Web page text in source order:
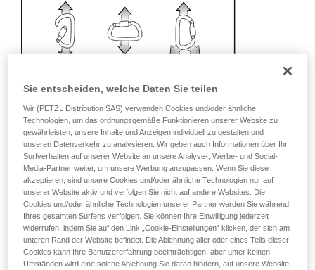
Empfehlung für Karabiner und
Zubehör
Sie entscheiden, welche Daten Sie teilen
Wir (PETZL Distribution SAS) verwenden Cookies und/oder ähnliche
Technologien, um das ordnungsgemäße Funktionieren unserer Website zu
gewährleisten, unsere Inhalte und Anzeigen individuell zu gestalten und
unseren Datenverkehr zu analysieren. Wir geben auch Informationen über Ihr
Surfverhalten auf unserer Website an unsere Analyse-, Werbe- und Social-
Media-Partner weiter, um unsere Werbung anzupassen. Wenn Sie diese
akzeptieren, sind unsere Cookies und/oder ähnliche Technologien nur auf
unserer Website aktiv und verfolgen Sie nicht auf andere Websites. Die
Cookies und/oder ähnliche Technologien unserer Partner werden Sie während
Ihres gesamten Surfens verfolgen. Sie können Ihre Einwilligung jederzeit
widerrufen, indem Sie auf den Link „Cookie-Einstellungen“ klicken, der sich am
unteren Rand der Website befindet. Die Ablehnung aller oder eines Teils dieser
Cookies kann Ihre Benutzererfahrung beeinträchtigen, aber unter keinen
Umständen wird eine solche Ablehnung Sie daran hindern, auf unsere Website